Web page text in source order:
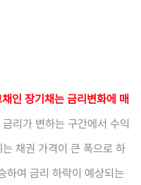
인 장기채는 금리변화에 매
금리가 변하는 구간에서 수익
채권 가격이 큰 폭으로 하
하여 금리 하락이 예상되는